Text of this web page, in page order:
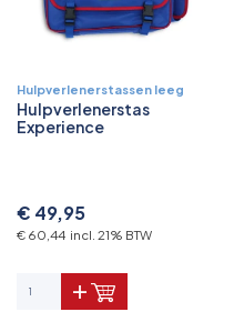
Hulpverlenerstassen leeg
Hulpverlenerstas
Experience
€ 49,95
€ 60,44 incl. 21% BTW